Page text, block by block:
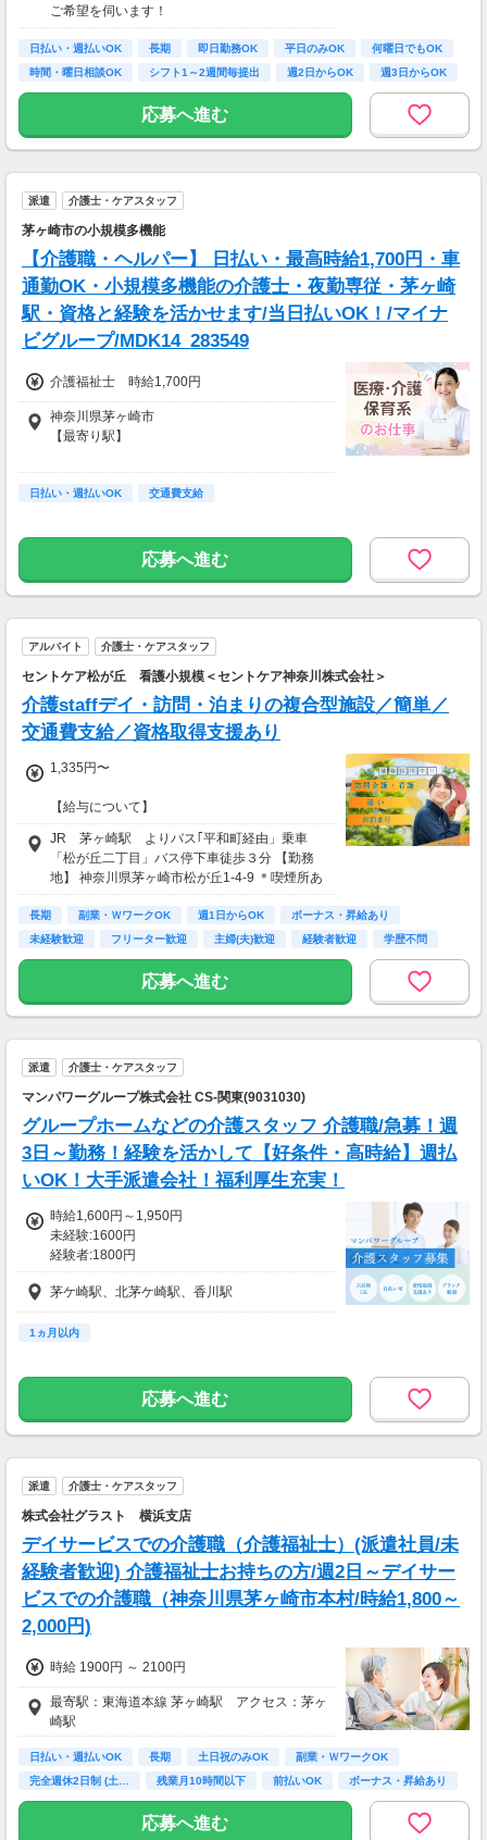
*＊嬉しい日払いOK*
無理なく続けられる環境で、収入アップも目指
せる！
頑張りをきちんと評価するからこそ、定着率の
高さにも繋がっています＊
【月収例】
しっかり働く！週5フルタイムの場合
時給1800円×1日8時間×月22日＝31万6,800円
時給2100円×1日8時間×月22日＝36万9,600円
仕事以外の時間も確保＊週3日勤務の場合
時給1800円×1日8時間×月12日＝17万2,800円
時給2100円×1日8時間×月12日＝20万1,600円
※上記は日勤例
ご希望を伺います！
※受動喫煙対策有（屋内禁煙）
車・バイク・自転車での通勤もOK
※規定があるので、ご希望の方はご相談くださ
日払い・週払いOK 長期 即日勤務OK 平日のみOK
何曜日でもOK
時間・曜日相談OK
シフト1～2週間毎提出 週2日からOK 週3日からOK
応募へ進む
派遣 介護士・ケアスタッフ
茅ヶ崎市の小規模多機能
【介護職・ヘルパー】 日払い・最高時給1,700円・車
通勤OK・小規模多機能の介護士・夜勤専従・茅ヶ崎
駅・資格と経験を活かせます/当日払いOK！/マイナ
ビグループ/MDK14_283549
介護福祉士 時給1,700円
神奈川県茅ヶ崎市
【最寄り駅】
【アクセス】
茅ヶ崎駅からバスで乗車6分、下車徒歩4分
日払い・週払いOK 交通費支給
応募へ進む
アルバイト 介護士・ケアスタッフ
セントケア松が丘 看護小規模＜セントケア神奈川株式会社＞
介護staffデイ・訪問・泊まりの複合型施設／簡単／
交通費支給／資格取得支援あり
1,335円〜
【給与について】
時給1,335円以上
研修中 時給1,225円(研修期間14日 習熟度に
より変動)
・初任者研修 時給1,385円以上
・実務者研修 時給1,415円以上
・介護福祉士 時給1,435円～1,535円
夜勤手当
・深夜帯25％割増
※22:00～翌5:00の間
・夜勤1回につき6,000円
＜収入例＞
〈週1回勤務の場合〉
※月4週とした場合の目安の金額です。
・初任者研修
1日あたり 30,236円 → 月収120,944円
1日あたり 31,108円 → 月収124,432円
・土日祝日手当：＋50円/時給
・昇給（年1回）
・交通費全額支給
・時間外手当
・年末年始手当
試用期間：2週間
1,225円〜
JR 茅ヶ崎駅 よりバス｢平和町経由」乗車
「松が丘二丁目」バス停下車徒歩３分 【勤務
地】 神奈川県茅ヶ崎市松が丘1-4-9 ＊喫煙所あ
り（屋外） 【勤務地】 神奈川県茅ヶ崎市
長期 副業・ＷワークOK 週1日からOK
ボーナス・昇給あり
未経験歓迎
フリーター歓迎 主婦(夫)歓迎 経験者歓迎 学歴不問
応募へ進む
派遣 介護士・ケアスタッフ
マンパワーグループ株式会社 CS-関東(9031030)
グループホームなどの介護スタッフ 介護職/急募！週
3日～勤務！経験を活かして【好条件・高時給】週払
いOK！大手派遣会社！福利厚生充実！
時給1,600円～1,950円
未経験:1600円
経験者:1800円
介護福祉士:1950円
茅ケ崎駅、北茅ケ崎駅、香川駅
1ヵ月以内
応募へ進む
派遣 介護士・ケアスタッフ
株式会社グラスト 横浜支店
デイサービスでの介護職（介護福祉士）(派遣社員/未
経験者歓迎) 介護福祉士お持ちの方/週2日～デイサー
ビスでの介護職（神奈川県茅ヶ崎市本村/時給1,800～
2,000円)
時給 1900円 ～ 2100円
最寄駅：東海道本線 茅ヶ崎駅 アクセス：茅ヶ
崎駅
日払い・週払いOK 長期 土日祝のみOK
副業・ＷワークOK
完全週休2日制 (土…
残業月10時間以下 前払いOK
ボーナス・昇給あり
未経験歓迎
応募へ進む